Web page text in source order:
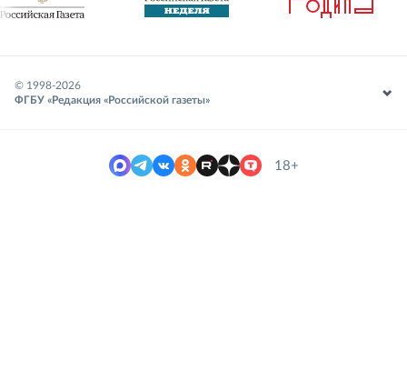
© 1998-2026
ФГБУ «Редакция «Российской газеты»
18+